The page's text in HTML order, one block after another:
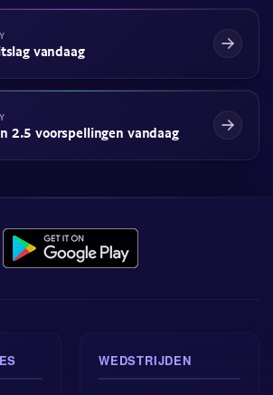
vandaag
2.5 voorspellingen vandaag
WEDSTRIJDEN